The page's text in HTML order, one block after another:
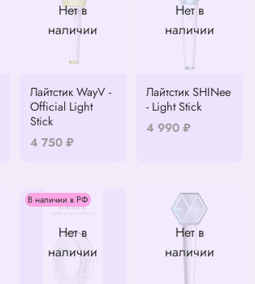
Нет в
наличии
Лайтстик WayV -
Official Light
Stick
4 750 ₽
Нет в
наличии
Лайтстик SHINee
- Light Stick
4 990 ₽
Нет в
наличии
В наличии в РФ
Нет в
наличии